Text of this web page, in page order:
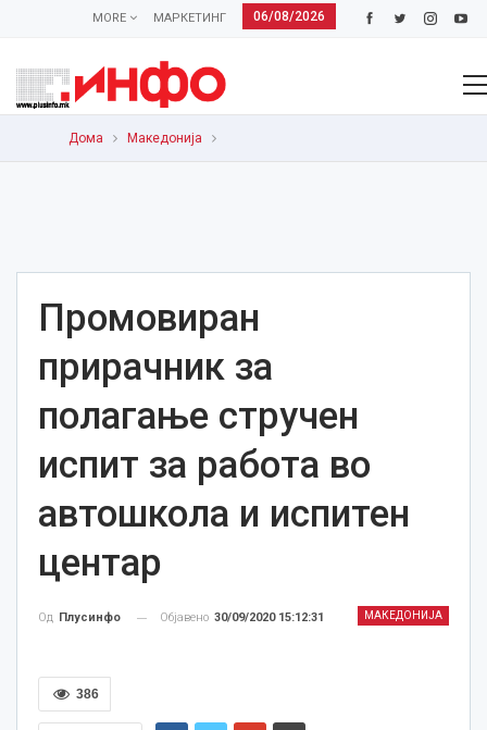
06/08/2026
МАРКЕТИНГ
MORE
Дома Македонија
Промовиран
прирачник за
полагање стручен
испит за работа во
автошкола и испитен
центар
МАКЕДОНИЈА
Од Плусинфо Објавено 30/09/2020 15:12:31
386